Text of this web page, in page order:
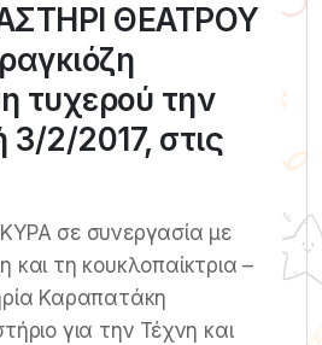
ΘΕΑΤΡΟΥ
τυχερού την
2/2017, στις
σε συνεργασία με
τη κουκλοπαίκτρια –
Καραπατάκη
για την Τέχνη και